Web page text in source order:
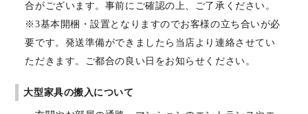
合がございます。事前にご確認の上、ご了承ください。
※3基本開梱・設置となりますのでお客様の立ち合いが必
要です。発送準備ができましたら当店より連絡させてい
ただきます。ご都合の良い日をお知らせください。
大型家具の搬入について